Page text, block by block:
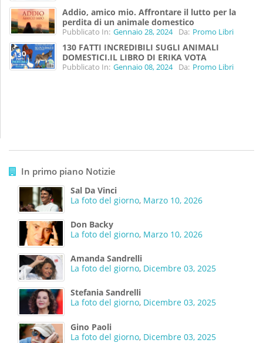
Addio, amico mio. Affrontare il lutto per la
perdita di un animale domestico
Pubblicato In: Gennaio 28, 2024 Da: Promo Libri
130 FATTI INCREDIBILI SUGLI ANIMALI
DOMESTICI.IL LIBRO DI ERIKA VOTA
Pubblicato In: Gennaio 08, 2024 Da: Promo Libri
In primo piano Notizie
Sal Da Vinci
La foto del giorno, Marzo 10, 2026
Don Backy
La foto del giorno, Marzo 10, 2026
Amanda Sandrelli
La foto del giorno, Dicembre 03, 2025
Stefania Sandrelli
La foto del giorno, Dicembre 03, 2025
Gino Paoli
La foto del giorno, Dicembre 03, 2025